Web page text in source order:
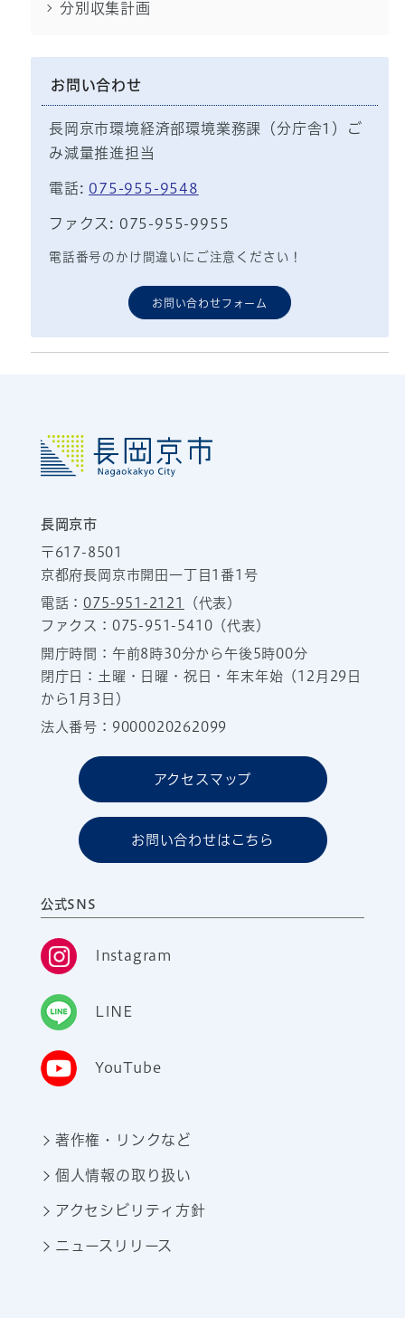
分別収集計画
お問い合わせ
長岡京市環境経済部環境業務課（分庁舎1）ご
み減量推進担当
電話: 075-955-9548
ファクス: 075-955-9955
電話番号のかけ間違いにご注意ください！
お問い合わせフォーム
長岡京市
〒617-8501
京都府長岡京市開田一丁目1番1号
電話：075-951-2121
（代表）
ファクス：075-951-5410（代表）
開庁時間：午前8時30分から午後5時00分
閉庁日：土曜・日曜・祝日・年末年始（12月29日
から1月3日）
法人番号：9000020262099
アクセスマップ
お問い合わせはこちら
公式SNS
Instagram
LINE
YouTube
著作権・リンクなど
個人情報の取り扱い
アクセシビリティ方針
ニュースリリース